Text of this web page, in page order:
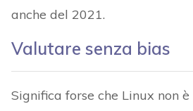
anche del 2021.
Valutare senza bias
Significa forse che Linux non